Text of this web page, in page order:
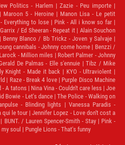
Politics - Harlem | Zazie - Peu importe |
Maroon 5 - Heroine | Manon Lisa - Le petit
Everything to lose | Pink - All i know so far |
/ Ed Sheeran - Repeat it | Alain Souchon
Blanco / Bb Trickz - Joven y Salvaje |
cannibals - Johnny come home | Benzzi /
- Million miles | Robert Palmer - Johnny
De Palmas - Elle s'ennuie | Tibz / Mike
Knight - Made it back | KYO - Ultraviolent |
| Raze - Break 4 love | Purple Disco Machine
A tatons | Nina Vina - Couldn't care less | Joe
Bowie - Let's dance | The Police - Walking on
- Blinding lights | Vanessa Paradis -
qui le tour | Jennifer Lopez - Love don't cost a
BUNT. / Lauren Spencer-Smith - Stay | Pink -
soul | Pungle Lions - That's funny